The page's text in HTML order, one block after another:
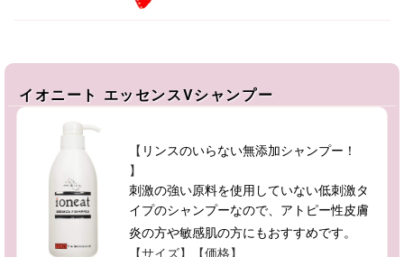
イオニート エッセンスVシャンプー
【 リンスのいらない無添加シャンプー！
】
刺激の強い原料を使用していない低刺激タ
イプのシャンプーなので、アトピー性皮膚
炎の方や敏感肌の方にもおすすめです。
【サイズ】【価格】